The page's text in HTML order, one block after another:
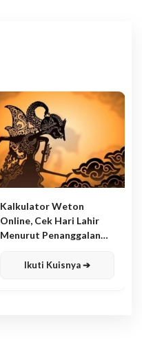
Kalkulator Weton
Online, Cek Hari Lahir
Menurut Penanggalan
Ikuti Kuisnya ➔